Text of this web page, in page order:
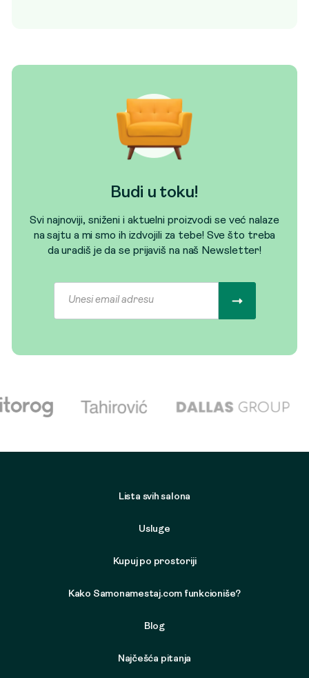
Budi u toku!
Svi najnoviji, sniženi i aktuelni proizvodi se već nalaze
na sajtu a mi smo ih izdvojili za tebe! Sve što treba
da uradiš je da se prijaviš na naš Newsletter!
Lista svih salona
Usluge
Kupuj po prostoriji
Kako Samonamestaj.com funkcioniše?
Blog
Najčešća pitanja